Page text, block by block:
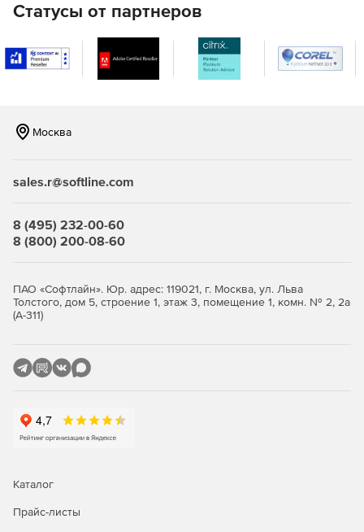
Купите nanoCAD Металлоконструкции 26 в нашем
интернет-магазине по доступной цене.
Статусы от партнеров
Москва
sales.r@softline.com
8 (495) 232-00-60
8 (800) 200-08-60
ПАО «Софтлайн». Юр. адрес: 119021, г. Москва, ул. Льва
Толстого, дом 5, строение 1, этаж 3, помещение 1, комн. № 2, 2а
(А-311)
Каталог
Прайс-листы